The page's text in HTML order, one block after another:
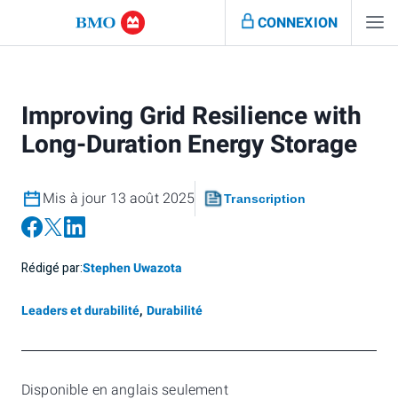
CONNEXION
Improving Grid Resilience with
Long-Duration Energy Storage
Mis à jour 13 août 2025 Transcription
Rédigé par:Stephen Uwazota
Leaders et durabilité, Durabilité
Disponible en anglais seulement